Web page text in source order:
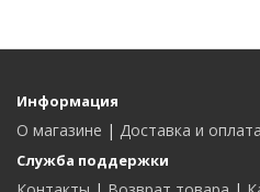
Информация
О магазине | Доставка и оплата
Служба поддержки